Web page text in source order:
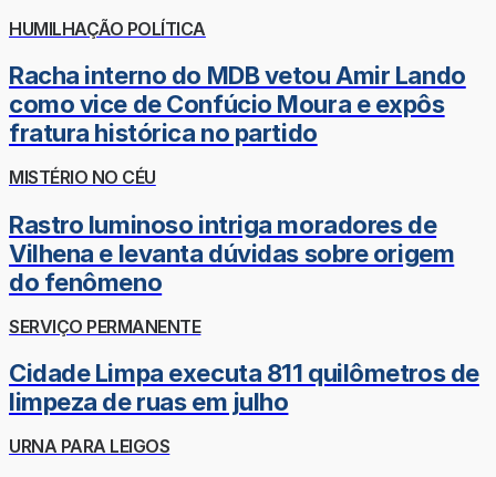
HUMILHAÇÃO POLÍTICA
Racha interno do MDB vetou Amir Lando
como vice de Confúcio Moura e expôs
fratura histórica no partido
MISTÉRIO NO CÉU
Rastro luminoso intriga moradores de
Vilhena e levanta dúvidas sobre origem
do fenômeno
SERVIÇO PERMANENTE
Cidade Limpa executa 811 quilômetros de
limpeza de ruas em julho
URNA PARA LEIGOS